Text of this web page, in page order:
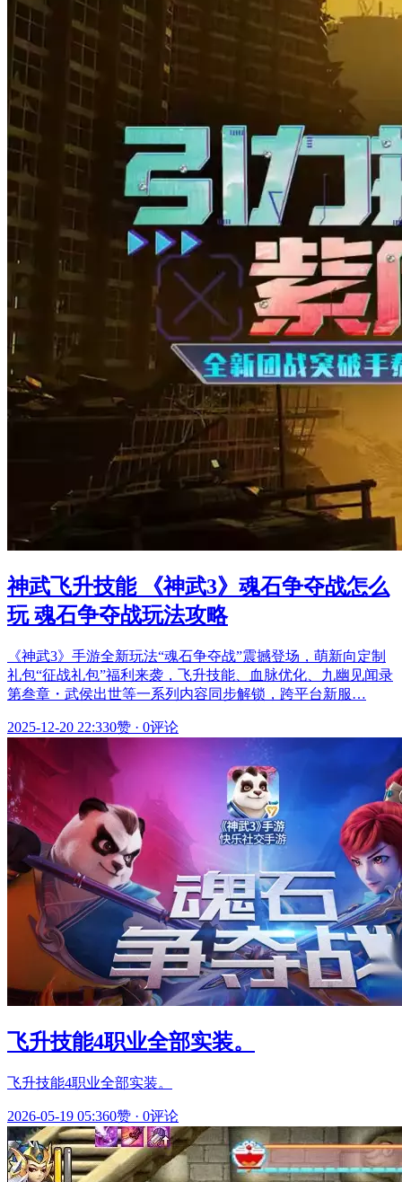
神武飞升技能 《神武3》魂石争夺战怎么
玩 魂石争夺战玩法攻略
《神武3》手游全新玩法“魂石争夺战”震撼登场，萌新向定制
礼包“征战礼包”福利来袭，飞升技能、血脉优化、九幽见闻录
第叁章・武侯出世等一系列内容同步解锁，跨平台新服…
2025-12-20 22:330赞 · 0评论
飞升技能4职业全部实装。
飞升技能4职业全部实装。
2026-05-19 05:360赞 · 0评论